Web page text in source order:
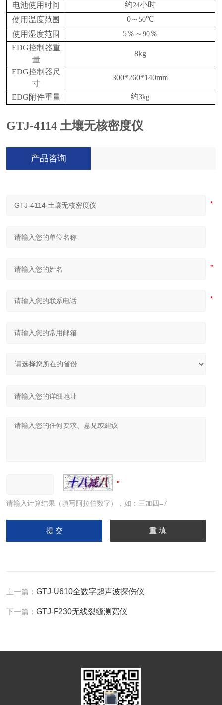
电池使用时间
约24小时
使用温度范围
0～ 50℃
使用湿度范围
5％～ 90％
EDG控制器重
量
8kg
EDG控制器尺
寸
300*260*140mm
EDG附件重量 约3kg
GTJ-4114土壤无核密度仪
产品咨询
请输入计算结果（填写阿拉伯数字），如：三加四=7
上一篇：GTJ-U610全数字超声波探伤仪
下一篇：GTJ-F230无线裂缝测宽仪